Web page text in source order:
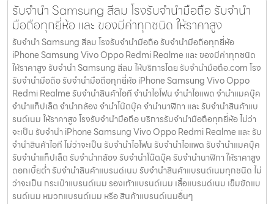
รับจำนำ Samsung สีลม โรงรับจำนำมือถือ รับจำนำ
มือถือทุกยี่ห้อ และ ของมีค่าทุกชนิด ให้ราคาสูง
รับจำนำ Samsung สีลม โรงรับจำนำมือถือ รับจำนำมือถือทุกยี่ห้อ
iPhone Samsung Vivo Oppo Redmi Realme และ ของมีค่าทุกชนิด
ให้ราคาสูง รับจำนำ Samsung สีลม ให้บริการโดย รับจํานํามือถือ.com โรง
รับจำนำมือถือ รับจำนำมือถือทุกยี่ห้อ iPhone Samsung Vivo Oppo
Redmi Realme รับจำนำสินค้าไอที จำนำไอโฟน จำนำไอแพด จำนำแมคบุ๊ค
จำนำแท็ปเล็ต จำนำกล้อง จำนำโน๊ตบุ๊ค จำนำนาฬิกา และ รับจำนำสินค้าแบ
รนด์เนม ให้ราคาสูง โรงรับจำนำมือถือ บริการรับจำนำมือถือทุกยี่ห้อ ไม่ว่า
จะเป็น รับจำนำ iPhone Samsung Vivo Oppo Redmi Realme และ รับ
จำนำสินค้าไอที ไม่ว่าจะเป็น รับจำนำไอโฟน รับจำนำไอแพด รับจำนำแมคบุ๊ค
รับจำนำแท็ปเล็ต รับจำนำกล้อง รับจำนำโน๊ตบุ๊ค รับจำนำนาฬิกา ให้ราคาสูง
ดอกเบี้ยต่ำ รับจำนำสินค้าแบรนด์เนม รับจำนำสินค้าแบรนด์เนมทุกชนิด ไม่
ว่าจะเป็น กระเป๋าแบรนด์เนม รองเท้าแบรนด์เนม เสื้อแบรนด์เนม เข็มขัดแบ
รนด์เนม หมวกแบรนด์เนม หรือ สินค้าแบรนด์เนมอื่นๆ